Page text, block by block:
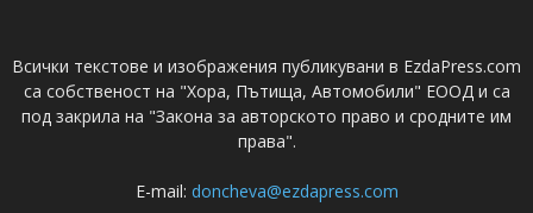
Всички текстове и изображения публикувани в EzdaPress.com
са собственост на "Хора, Пътища, Автомобили" ЕООД и са
под закрила на "Закона за авторското право и сродните им
права".
E-mail: doncheva@ezdapress.com